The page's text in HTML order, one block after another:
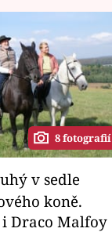
8 fotografií
koně.
Draco Malfoy